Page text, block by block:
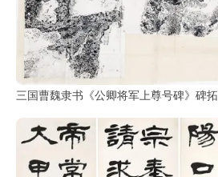
三国曹魏隶书《公卿将军上尊号碑》碑拓